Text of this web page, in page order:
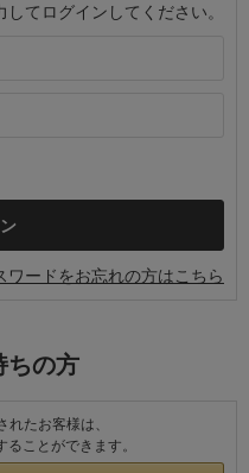
てログインしてください。
ワードをお忘れの方はこちら
ちの方
たお客様は、
ことができます。